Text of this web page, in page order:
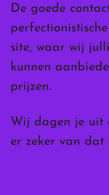
De goede
site, waar wij
kunnen
prijzen.
Wij dagen je uit
er zeker van dat